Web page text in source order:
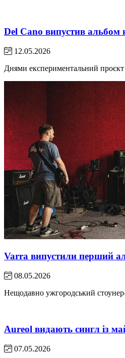
Del Cano випустив альбом
12.05.2026
Днями експериментальний проєкт
Varra випустили перший
08.05.2026
Нещодавно ужгородський
Aureol видають сингл із
07.05.2026